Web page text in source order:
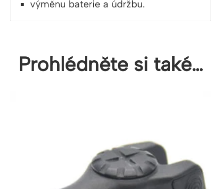
výměnu baterie a údržbu.
Prohlédněte si také…